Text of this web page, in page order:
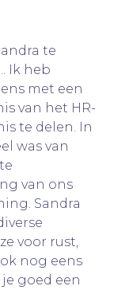
te
Ik heb
met een
van het HR-
te delen. In
was van
van ons
Sandra
voor rust,
nog eens
goed een